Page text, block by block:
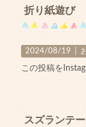
折り紙遊び
2024/08/19 │
この投稿を
スズランテ